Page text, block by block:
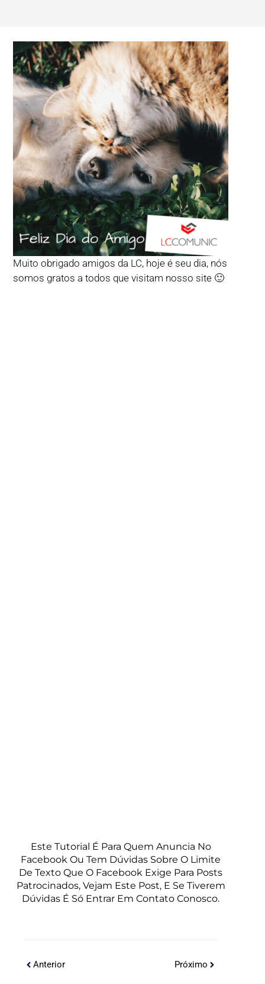
Muito obrigado amigos da LC, hoje é seu dia, nós
somos gratos a todos que visitam nosso site 🙂
Este Tutorial É Para Quem Anuncia No
Facebook Ou Tem Dúvidas Sobre O Limite
De Texto Que O Facebook Exige Para Posts
Patrocinados, Vejam Este Post, E Se Tiverem
Dúvidas É Só Entrar Em Contato Conosco.
Anterior Próximo